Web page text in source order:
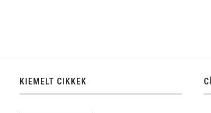
KIEMELT CIKKEK